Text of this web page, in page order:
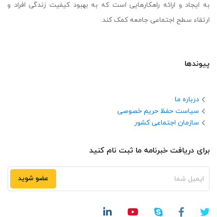
به ایجاد و ارائه راهکارهایی است که به بهبود کیفیت زندگی افراد و
ارتقاء سطح اجتماعی جامعه کمک کند.
پیوندها
درباره ما
سیاست حفظ حریم خصوصی
سازمان اجتماعی کشور
برای دریافت خبرنامه ما ثبت نام کنید
عضو شوید